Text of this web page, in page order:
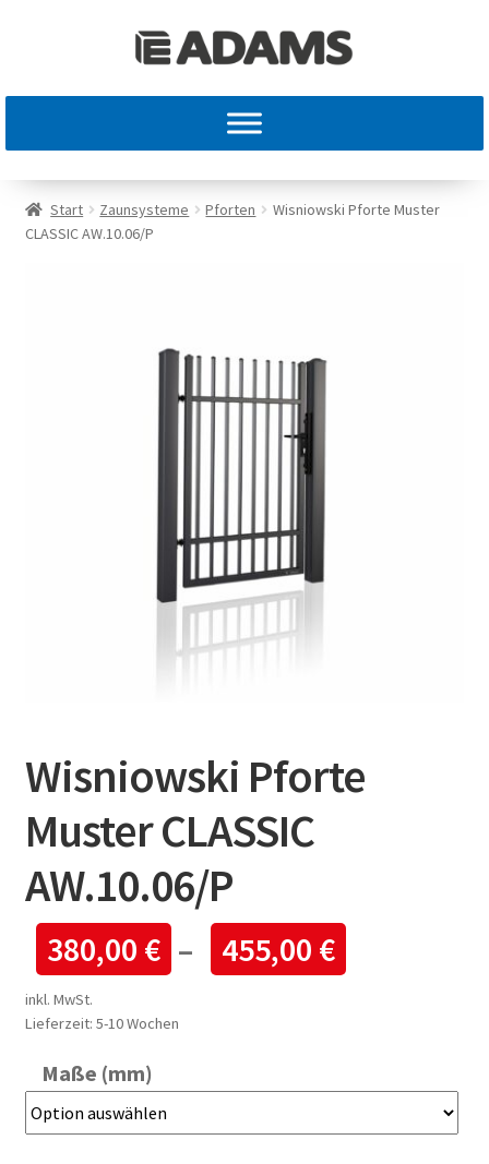
Start Zaunsysteme Pforten
Wisniowski Pforte Muster
CLASSIC AW.10.06/P
Wisniowski Pforte
Muster CLASSIC
AW.10.06/P
380,00 € – 455,00 €
inkl. MwSt.
Lieferzeit: 5-10 Wochen
Maße (mm)